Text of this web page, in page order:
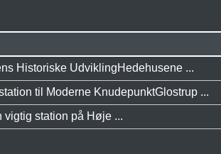
Historiske UdviklingHedehusene ...
til Moderne KnudepunktGlostrup ...
vigtig station på Høje ...